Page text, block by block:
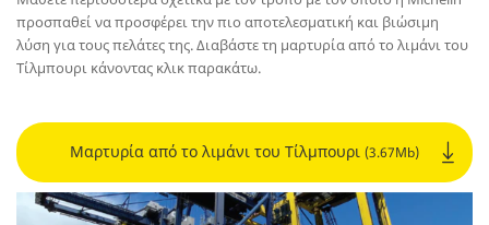
προσπαθεί να προσφέρει την πιο αποτελεσματική και βιώσιμη
λύση για τους πελάτες της. Διαβάστε τη μαρτυρία από το λιμάνι του
Τίλμπουρι κάνοντας κλικ παρακάτω.
Μαρτυρία από το λιμάνι του Τίλμπουρι (3.67Mb)